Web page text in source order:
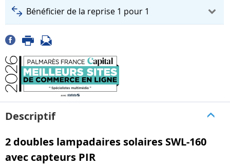
Bénéficier de la reprise 1 pour 1
Descriptif
2 doubles lampadaires solaires SWL-160
avec capteurs PIR